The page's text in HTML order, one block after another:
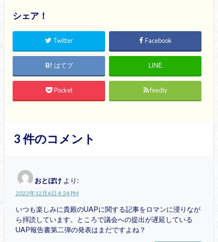
シェア！
Twitter Facebook
はてブ LINE
Pocket feedly
3件のコメント
おとぼけ より:
2022年12月6日 4:24 PM
いつも楽しみに貴殿のUAPに関する記事をロマンに浸りなが
ら拝読しています。ところで議会への提出が遅延している
UAP報告書第二弾の発表はまだですよね？